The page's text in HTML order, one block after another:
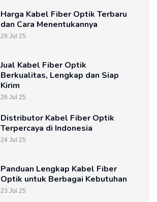
Harga Kabel Fiber Optik Terbaru
dan Cara Menentukannya
29 Jul 25
Jual Kabel Fiber Optik
Berkualitas, Lengkap dan Siap
Kirim
26 Jul 25
Distributor Kabel Fiber Optik
Terpercaya di Indonesia
24 Jul 25
Panduan Lengkap Kabel Fiber
Optik untuk Berbagai Kebutuhan
23 Jul 25